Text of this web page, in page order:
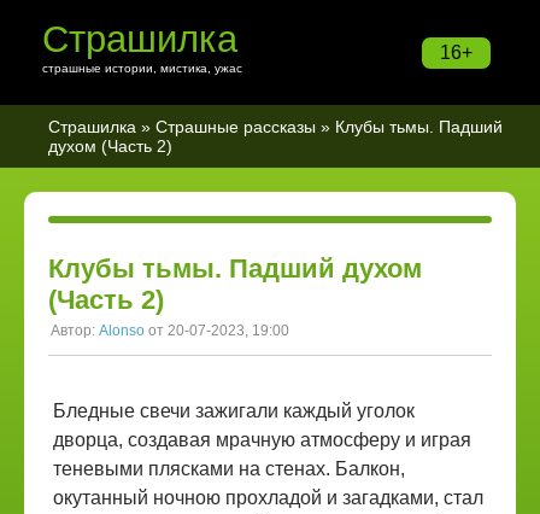
16+
Страшилка
страшные истории, мистика, ужас
Страшилка » Страшные рассказы » Клубы тьмы. Падший
духом (Часть 2)
Клубы тьмы. Падший духом
(Часть 2)
Автор: Alonso от 20-07-2023, 19:00
Бледные свечи зажигали каждый уголок
дворца, создавая мрачную атмосферу и играя
теневыми плясками на стенах. Балкон,
окутанный ночною прохладой и загадками, стал